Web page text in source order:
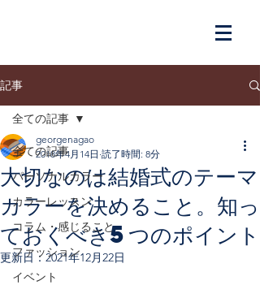
記事
全ての記事
パーソナルカラー
カラーレッスン
コラム・感じること
ファッション
イベント
全ての記事
大切なのは結婚式のテーマ
カラーを決めること。知っ
ておくべき5つのポイント
georgenagao
2018年4月14日 読了時間: 8分
更新日：2021年12月22日